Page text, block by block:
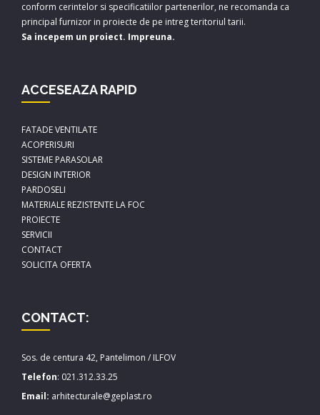
conform cerintelor si specificatiilor partenerilor, ne recomanda ca
principal furnizor in proiecte de pe intreg teritoriul tarii.
Sa incepem un proiect. Impreuna.
ACCESEAZA RAPID
FATADE VENTILATE
ACOPERISURI
SISTEME PARASOLAR
DESIGN INTERIOR
PARDOSELI
MATERIALE REZISTENTE LA FOC
PROIECTE
SERVICII
CONTACT
SOLICITA OFERTA
CONTACT:
Sos. de centura 42, Pantelimon / ILFOV
Telefon: 021.312.33.25
Email: arhitecturale@geplast.ro